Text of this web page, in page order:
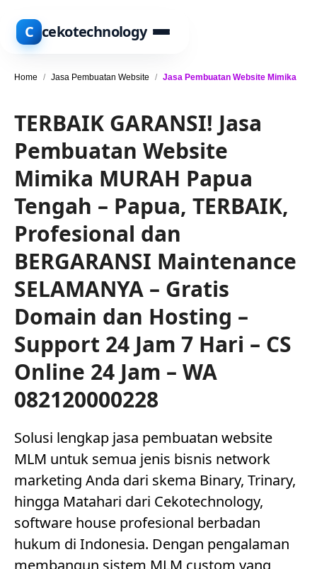
C cekotechnology
Home / Jasa Pembuatan Website / Jasa Pembuatan Website Mimika
TERBAIK GARANSI! Jasa
Pembuatan Website
Mimika MURAH Papua
Tengah – Papua, TERBAIK,
Profesional dan
BERGARANSI Maintenance
SELAMANYA – Gratis
Domain dan Hosting –
Support 24 Jam 7 Hari – CS
Online 24 Jam – WA
082120000228
Solusi lengkap jasa pembuatan website
MLM untuk semua jenis bisnis network
marketing Anda dari skema Binary, Trinary,
hingga Matahari dari Cekotechnology,
software house profesional berbadan
hukum di Indonesia. Dengan pengalaman
membangun sistem MLM custom yang